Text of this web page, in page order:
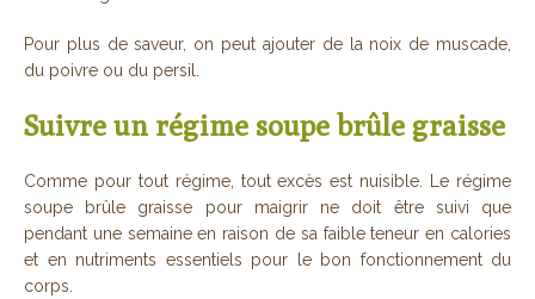
Pour plus de saveur, on peut ajouter de la noix de muscade,
du poivre ou du persil.
Suivre un régime soupe brûle graisse
Comme pour tout régime, tout excès est nuisible. Le régime
soupe brûle graisse pour maigrir ne doit être suivi que
pendant une semaine en raison de sa faible teneur en calories
et en nutriments essentiels pour le bon fonctionnement du
corps.